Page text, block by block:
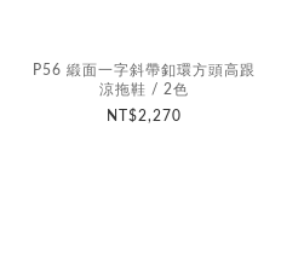
P56 緞面一字斜帶釦環方頭高跟
涼拖鞋 / 2色
NT$2,270